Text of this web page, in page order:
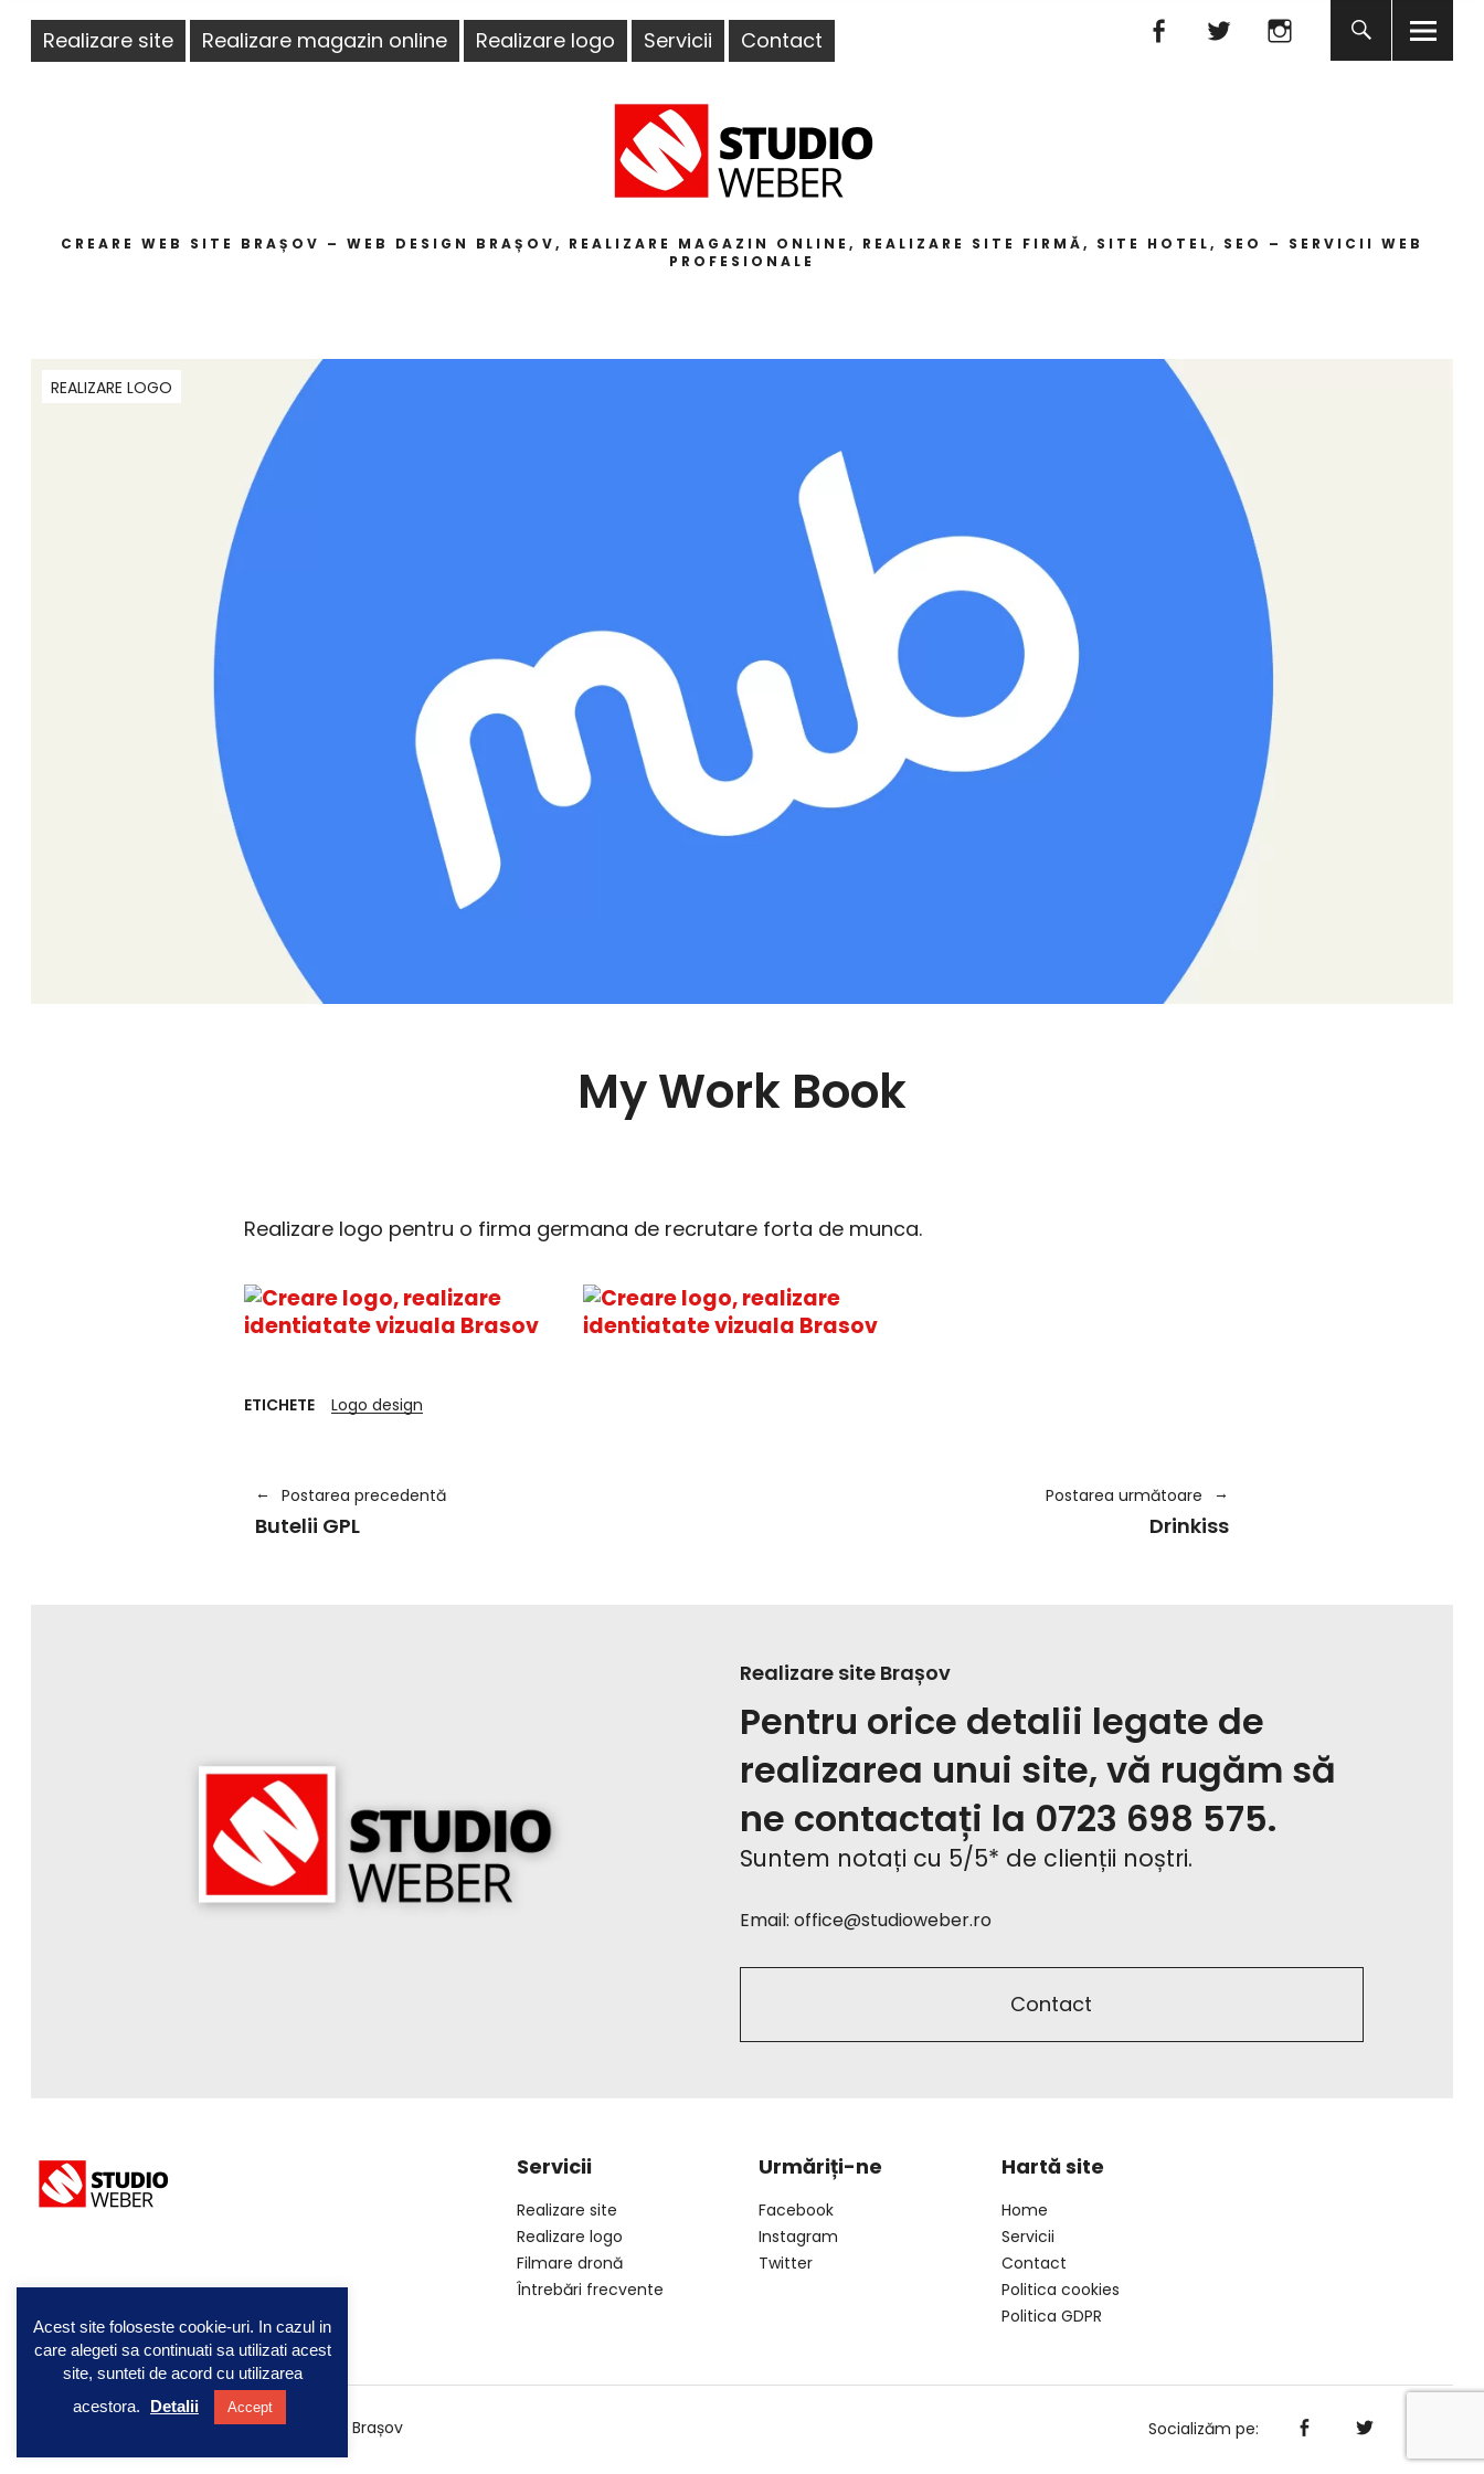
Realizare site Realizare magazin online Realizare logo Servicii Contact
CREARE WEB SITE BRAȘOV – WEB DESIGN BRAȘOV, REALIZARE MAGAZIN ONLINE, REALIZARE SITE FIRMĂ, SITE HOTEL, SEO – SERVICII WEB
PROFESIONALE
Facebook Instagram
REALIZARE LOGO
My Work Book
Realizare logo pentru o firma germana de recrutare forta de munca.
ETICHETE Logo design
Postarea precedentă
Butelii GPL
Postarea următoare
Drinkiss
Realizare site Brașov
Pentru orice detalii legate de
realizarea unui site, vă rugăm să
ne contactați la 0723 698 575.
Suntem notați cu 5/5* de clienții noștri.
Email:office@studioweber.ro
Contact
Servicii
Realizare site
Realizare logo
Filmare dronă
Întrebări frecvente
Urmăriți-ne
Facebook
Instagram
Twitter
Hartă site
Home
Servicii
Contact
Politica cookies
Politica GDPR
©2003-2026 StudioWEBER - Realizare site Brașov Socializăm pe:
Acest site foloseste cookie-uri. In cazul in
care alegeti sa continuati sa utilizati acest
site, sunteti de acord cu utilizarea
acestora.
Detalii Accept